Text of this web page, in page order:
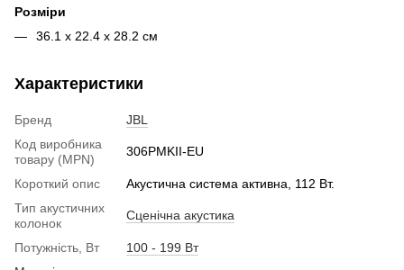
Розміри
36.1 х 22.4 х 28.2 см
Характеристики
Бренд
JBL
Код виробника
товару (MPN)
306PMKII-EU
Короткий опис
Акустична система активна, 112 Вт.
Тип акустичних
колонок
Сценічна акустика
Потужність, Вт
100 - 199 Вт